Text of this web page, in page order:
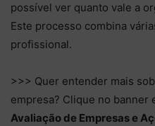
possível ver quanto vale a
Este processo combina
profissional.
>>> Quer entender mais
empresa? Clique no banner
Avaliação de Empresas e